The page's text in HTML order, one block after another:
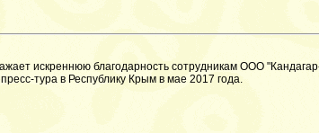
искреннюю благодарность сотрудникам ООО
тура в Республику Крым в мае 2017 года.